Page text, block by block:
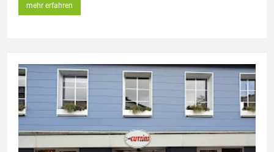
mehr erfahren